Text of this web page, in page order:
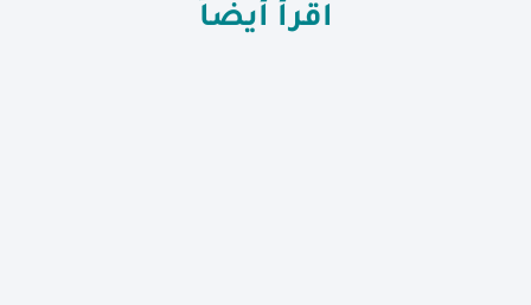
اقرأ أيضاً